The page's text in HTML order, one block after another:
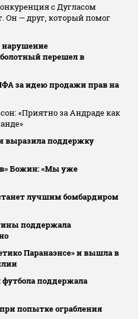
с Дугласом
Он — друг, который помог
перешел в
за идею продажи прав на
«Приятно за Андраде как
выразила поддержку
Божин: «Мы уже
лучшим бомбардиром
поддержала
Паранаэнсе» и вышла в
поддержала
попытке ограбления